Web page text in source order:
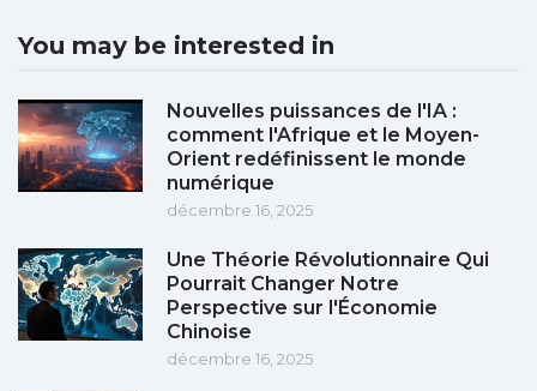
You may be interested in
Nouvelles puissances de l'IA :
comment l'Afrique et le Moyen-
Orient redéfinissent le monde
numérique
décembre 16, 2025
Une Théorie Révolutionnaire Qui
Pourrait Changer Notre
Perspective sur l'Économie
Chinoise
décembre 16, 2025